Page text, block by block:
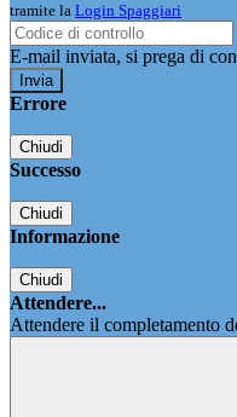
tramite la Login Spaggiari
E-mail inviata, si prega di
Errore
Chiudi
Successo
Chiudi
Informazione
Chiudi
Attendere...
Attendere il completamento